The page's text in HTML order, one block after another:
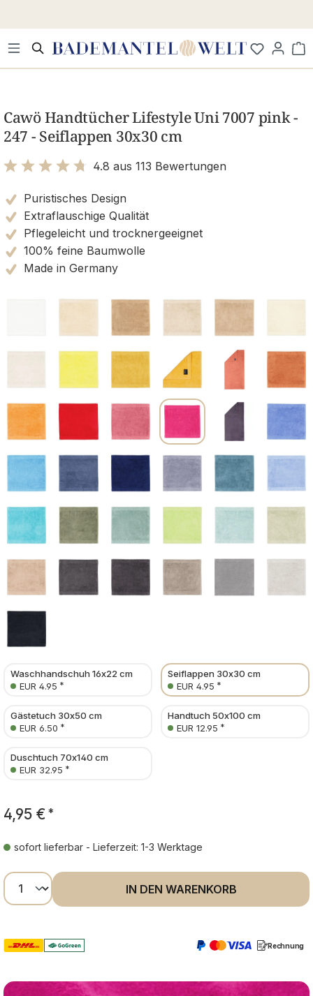
Cawö Handtücher Lifestyle Uni 7007 pink -
247 - Seiflappen 30x30 cm
4.8 aus 113 Bewertungen
Puristisches Design
Extraflauschige Qualität
Pflegeleicht und trocknergeeignet
100% feine Baumwolle
Made in Germany
Waschhandschuh 16x22 cm
EUR 4.95 *
Seiflappen 30x30 cm
EUR 4.95 *
Gästetuch 30x50 cm
EUR 6.50 *
Handtuch 50x100 cm
EUR 12.95 *
Duschtuch 70x140 cm
EUR 32.95 *
4,95 € *
sofort lieferbar - Lieferzeit: 1-3 Werktage
Produkt Anzahl: Gib den gewünschten
IN DEN WARENKORB
Rechnung